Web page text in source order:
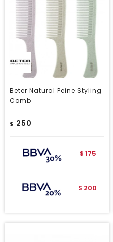
Beter Natural Peine Styling
Comb
$ 250
$ 175
$ 200